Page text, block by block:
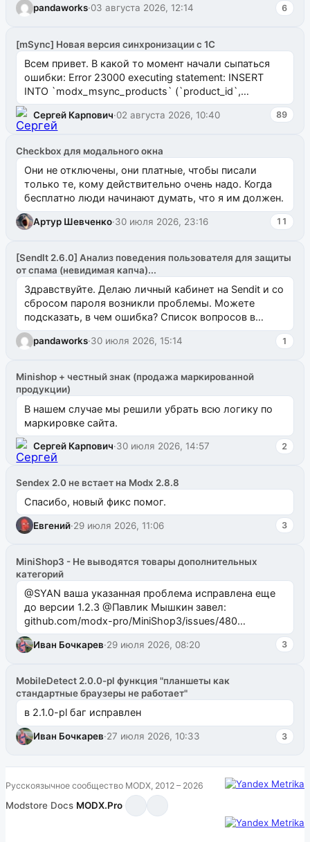
pandaworks·03 августа 2026, 12:14 6
[mSync] Новая версия синхронизации с 1С
Всем привет. В какой то момент начали сыпаться
ошибки: Error 23000 executing statement: INSERT
INTO `modx_msync_products` (`product_id`,
`uuid_1c`) VALUES ...
Сергей Карпович·02 августа 2026, 10:40 89
Checkbox для модального окна
Они не отключены, они платные, чтобы писали
только те, кому действительно очень надо. Когда
бесплатно люди начинают думать, что я им должен.
Артур Шевченко·30 июля 2026, 23:16 11
[SendIt 2.6.0] Анализ поведения пользователя для защиты
от спама (невидимая капча)...
Здравствуйте. Делаю личный кабинет на Sendit и со
сбросом пароля возникли проблемы. Можете
подсказать, в чем ошибка? Список вопросов в
одноименном разделе на modx.pro пока пуст, и,...
pandaworks·30 июля 2026, 15:14 1
Minishop + честный знак (продажа маркированной
продукции)
В нашем случае мы решили убрать всю логику по
маркировке сайта.
Сергей Карпович·30 июля 2026, 14:57 2
Sendex 2.0 не встает на Modx 2.8.8
Спасибо, новый фикс помог.
Евгений·29 июля 2026, 11:06 3
MiniShop3 - Не выводятся товары дополнительных
категорий
@SYAN ваша указанная проблема исправлена еще
до версии 1.2.3 @Павлик Мышкин завел:
github.com/modx-pro/MiniShop3/issues/480
github.com/modx-pro/MiniShop3/issues/481Исправим
в б...
Иван Бочкарев·29 июля 2026, 08:20 3
MobileDetect 2.0.0-pl функция "планшеты как
стандартные браузеры не работает"
в 2.1.0-pl баг исправлен
Иван Бочкарев·27 июля 2026, 10:33 3
Русскоязычное сообщество MODX, 2012 – 2026
Modstore·Docs·MODX.Pro·